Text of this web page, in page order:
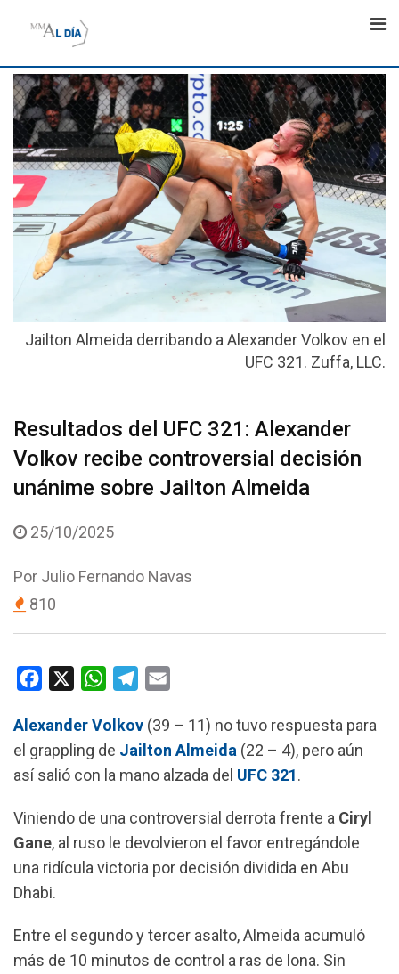
Jailton Almeida derribando a Alexander Volkov en el
UFC 321. Zuffa, LLC.
Resultados del UFC 321: Alexander
Volkov recibe controversial decisión
unánime sobre Jailton Almeida
25/10/2025
Por Julio Fernando Navas
810
c
e
b
o
k
W
a
t
s
p
p
l
e
g
a
m
a
i
l
Alexander Volkov (39 – 11) no tuvo respuesta para
el grappling de Jailton Almeida (22 – 4), pero aún
así salió con la mano alzada del UFC 321.
Viniendo de una controversial derrota frente a Ciryl
Gane, al ruso le devolvieron el favor entregándole
una ridícula victoria por decisión dividida en Abu
Dhabi.
Entre el segundo y tercer asalto, Almeida acumuló
más de 10 minutos de control a ras de lona. Sin